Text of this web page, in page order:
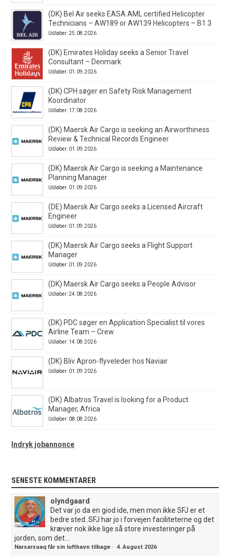
(DK) Bel Air seeks EASA AML certified Helicopter
Technicians – AW189 or AW139 Helicopters – B1.3
Udløber: 25.08.2026
(DK) Emirates Holiday seeks a Senior Travel
Consultant – Denmark
Udløber: 01.09.2026
(DK) CPH søger en Safety Risk Management
Koordinator
Udløber: 17.08.2026
(DK) Maersk Air Cargo is seeking an Airworthiness
Review & Technical Records Engineer
Udløber: 01.09.2026
(DK) Maersk Air Cargo is seeking a Maintenance
Planning Manager
Udløber: 01.09.2026
(DE) Maersk Air Cargo seeks a Licensed Aircraft
Engineer
Udløber: 01.09.2026
(DK) Maersk Air Cargo seeks a Flight Support
Manager
Udløber: 01.09.2026
(DK) Maersk Air Cargo seeks a People Advisor
Udløber: 24.08.2026
(DK) PDC søger en Application Specialist til vores
Airline Team – Crew
Udløber: 14.08.2026
(DK) Bliv Apron-flyveleder hos Naviair
Udløber: 01.09.2026
(DK) Albatros Travel is looking for a Product
Manager, Africa
Udløber: 08.08.2026
Indryk jobannonce
SENESTE KOMMENTARER
olyndgaard
Det var jo da en giod ide, men mon ikke SFJ er et
bedre sted..SFJ har jo i forvejen faciliteterne og det
kræver nok ikke lige så store investeringer på
jorden, som det...
Narsarsuaq får sin lufthavn tilbage ·4. August 2026